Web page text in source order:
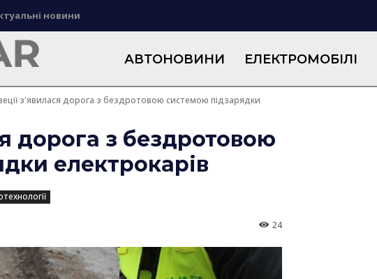
новини
АВТОНОВИНИ ЕЛЕКТРОМОБІЛІ
з'явилася дорога з бездротовою системою підзарядки
дорога з бездротовою
електрокарів
24